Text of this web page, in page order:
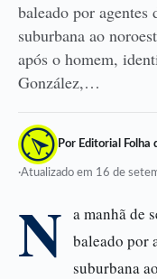
baleado por agentes
suburbana ao
após o homem,
González,…
Por Editorial Folha
·Atualizado em 16 de
N a manhã de
baleado por
suburbana